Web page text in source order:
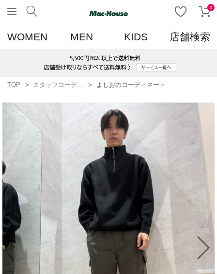
0
WOMEN MEN KIDS 店舗検索
TOP スタッフコーディネート一覧 よしおのコーディネート